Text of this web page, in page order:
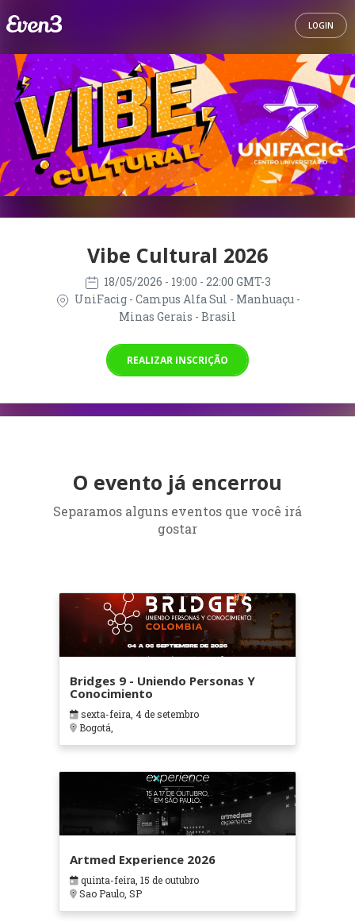
LOGIN
Vibe Cultural 2026
18/05/2026 - 19:00 - 22:00 GMT-3
UniFacig - Campus Alfa Sul - Manhuaçu -
Minas Gerais - Brasil
REALIZAR INSCRIÇÃO
O evento já encerrou
Separamos alguns eventos que você irá
gostar
Bridges 9 - Uniendo Personas Y
Conocimiento
sexta-feira, 4 de setembro
Bogotá,
Artmed Experience 2026
quinta-feira, 15 de outubro
Sao Paulo, SP